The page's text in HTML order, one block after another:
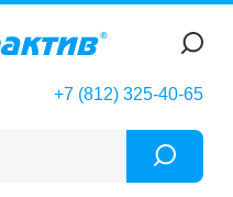
+7 (812) 325-40-65